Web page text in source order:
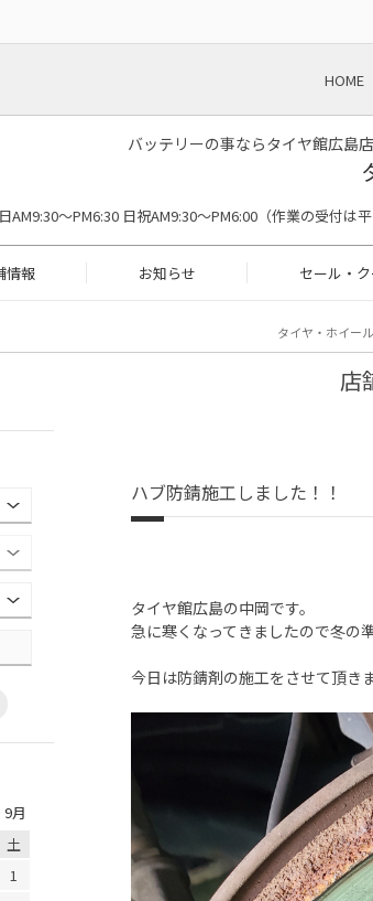
HOME
バッテリーの事ならタイヤ館広島
AM9:30～PM6:30 日祝AM9:30〜PM6:00（作業の受付は
情報 お知らせ セール・
タイヤ・ホイー
店
ハブ防錆施工しました！！
タイヤ館広島の中岡です。
急に寒くなってきましたので冬の
今日は防錆剤の施工をさせて頂き
9月
土
1